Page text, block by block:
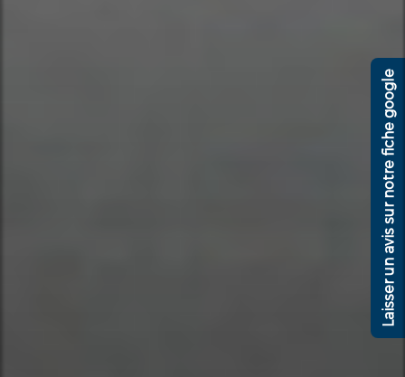
Laisser un avis sur notre fiche google